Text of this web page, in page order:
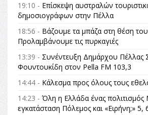
19:10 - Επίσκεψη αυστραλών
δημοσιογράφων στην Πέλλα
18:56 - Βάζουμε τα μπάζα στη θέση
Προλαμβάνουμε τις πυρκαγιές
13:39 - Συνέντευξη Δημάρχου Πέλλας
Φουντουκίδη στον Pella FM 103,3
14:44 - Κάλεσμα προς όλους τους
14:23 - Όλη η Ελλάδα ένας πολιτισμός
εγκατάσταση Πόλεμος και «Ειρήνη;»